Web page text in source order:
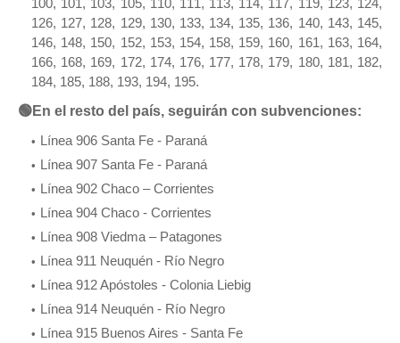
126, 127, 128, 129, 130, 133, 134, 135, 136, 140, 143, 145,
146, 148, 150, 152, 153, 154, 158, 159, 160, 161, 163, 164,
166, 168, 169, 172, 174, 176, 177, 178, 179, 180, 181, 182,
184, 185, 188, 193, 194, 195.
🟢En el resto del país, seguirán con subvenciones:
Línea 906 Santa Fe - Paraná
Línea 907 Santa Fe - Paraná
Línea 902 Chaco – Corrientes
Línea 904 Chaco - Corrientes
Línea 908 Viedma – Patagones
Línea 911 Neuquén - Río Negro
Línea 912 Apóstoles - Colonia Liebig
Línea 914 Neuquén - Río Negro
Línea 915 Buenos Aires - Santa Fe